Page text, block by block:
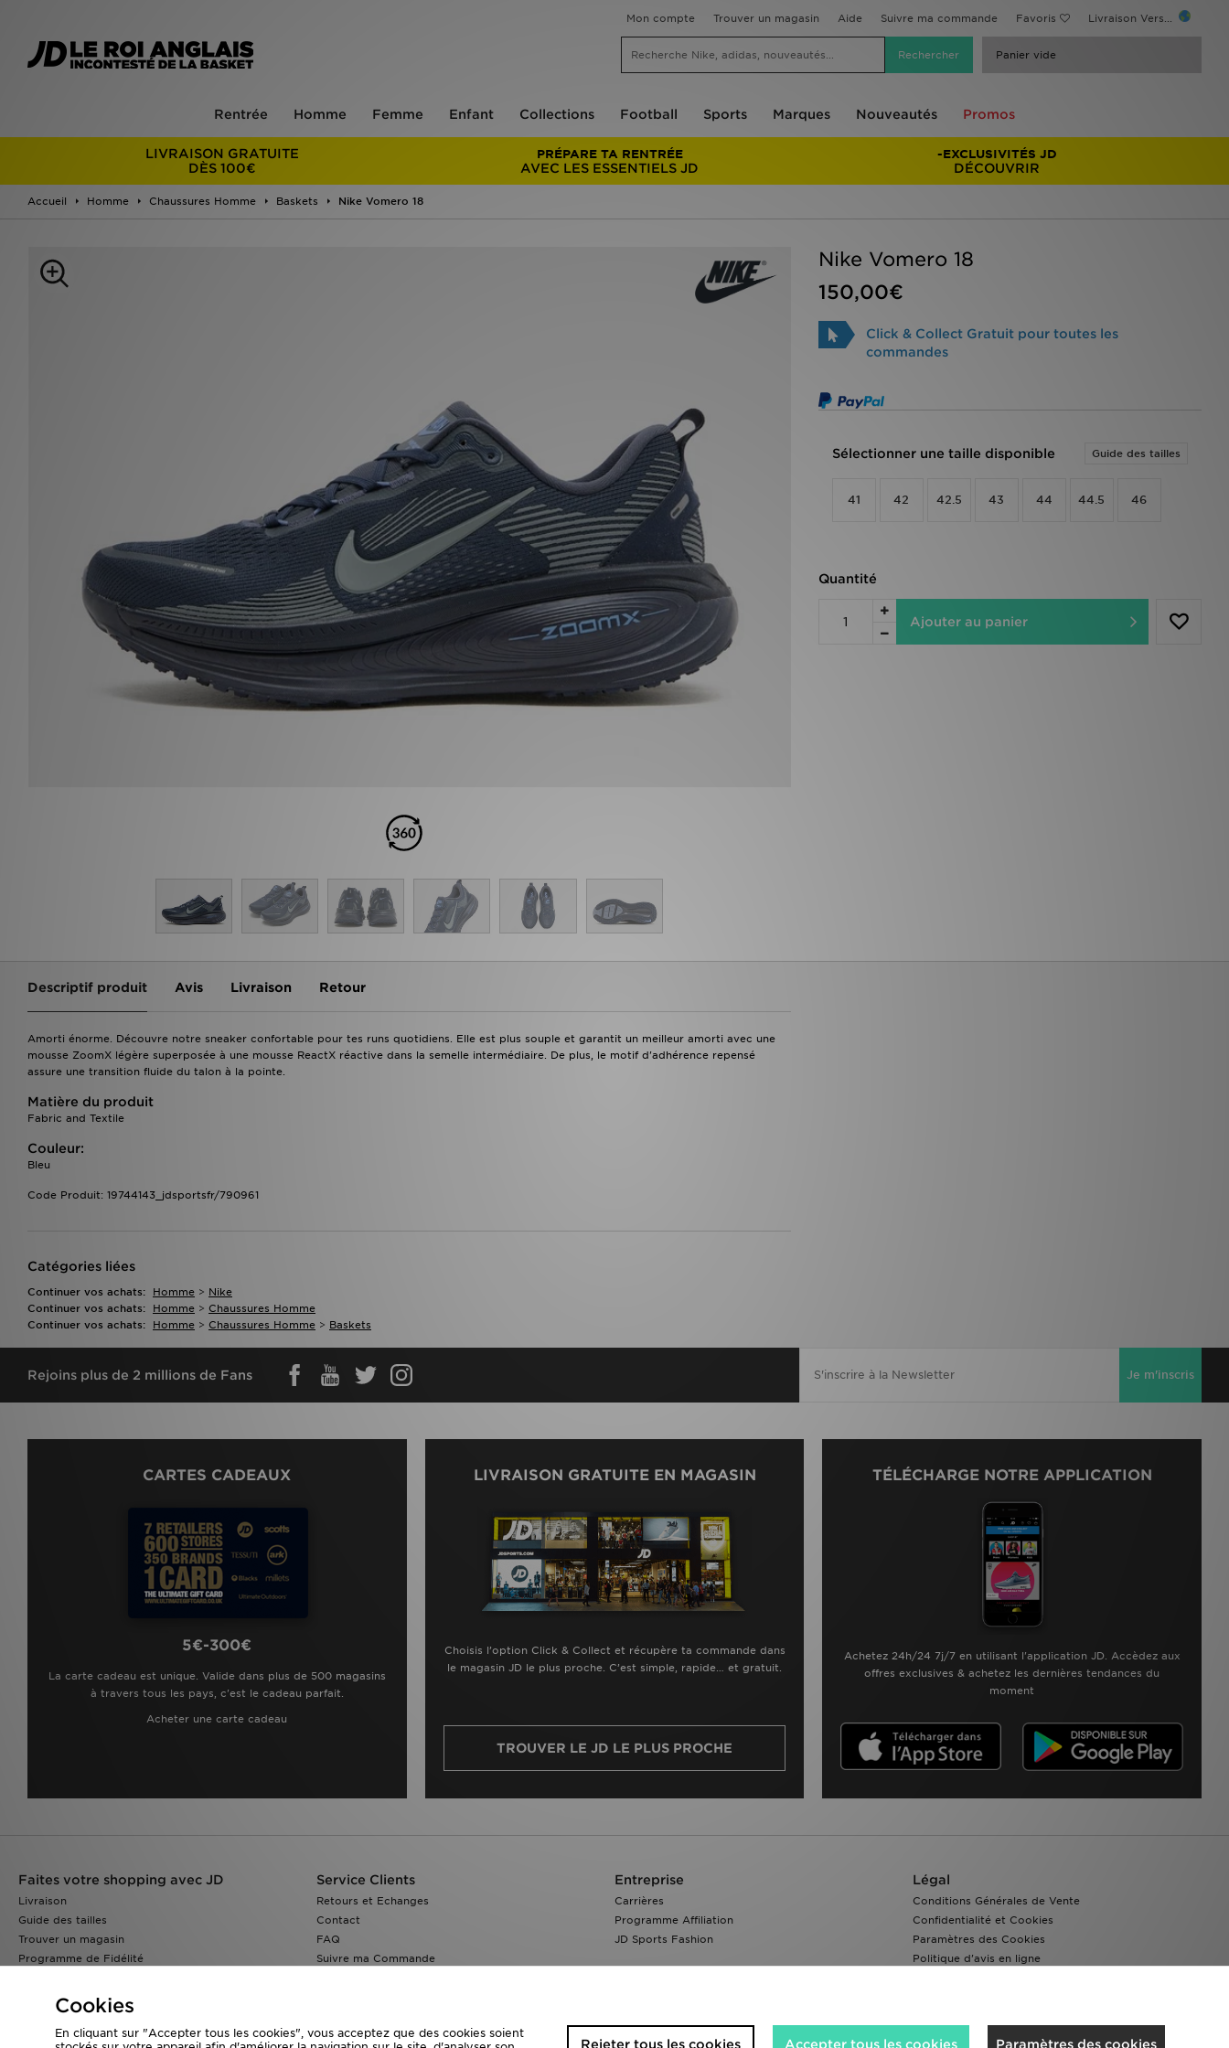
Mon compte Trouver un magasin Aide Suivre ma commande Favoris Livraison Vers...
Panier vide
Rentrée Homme Femme Enfant Collections Football Sports Marques Nouveautés Promos
LIVRAISON GRATUITE
DÈS 100€
PRÉPARE TA RENTRÉE
AVEC LES ESSENTIELS JD
-EXCLUSIVITÉS JD
DÉCOUVRIR
Accueil Homme Chaussures Homme Baskets Nike Vomero 18
Nike Vomero 18
150,00€
Click & Collect Gratuit pour toutes les
commandes
Sélectionner une taille disponible Guide des tailles
41 42 42.5 43 44 44.5 46
Quantité
Ajouter au panier
Descriptif produit Avis Livraison Retour
Amorti énorme. Découvre notre sneaker confortable pour tes runs quotidiens. Elle est plus souple et garantit un meilleur amorti avec une
mousse ZoomX légère superposée à une mousse ReactX réactive dans la semelle intermédiaire. De plus, le motif d'adhérence repensé
assure une transition fluide du talon à la pointe.
Matière du produit
Fabric and Textile
Couleur:
Bleu
Code Produit: 19744143_jdsportsfr/790961
Catégories liées
Continuer vos achats: Homme > Nike
Continuer vos achats:
Homme > Chaussures Homme
Continuer vos achats:
Homme > Chaussures Homme > Baskets
Rejoins plus de 2 millions de Fans Je m'inscris
CARTES CADEAUX
5€-300€
La carte cadeau est unique. Valide dans plus de 500 magasins
à travers tous les pays, c'est le cadeau parfait.
Acheter une carte cadeau
LIVRAISON GRATUITE EN MAGASIN
Choisis l’option Click & Collect et récupère ta commande dans
le magasin JD le plus proche. C’est simple, rapide… et gratuit.
TROUVER LE JD LE PLUS PROCHE
TÉLÉCHARGE NOTRE APPLICATION
Achetez 24h/24 7j/7 en utilisant l'application JD. Accèdez aux
offres exclusives & achetez les dernières tendances du
moment
Faites votre shopping avec JD
Livraison
Guide des tailles
Trouver un magasin
Programme de Fidélité
JD Blog
Service Clients
Retours et Echanges
Contact
FAQ
Suivre ma Commande
Entreprise
Carrières
Programme Affiliation
JD Sports Fashion
Légal
Conditions Générales de Vente
Confidentialité et Cookies
Paramètres des Cookies
Politique d'avis en ligne
Cookies
En cliquant sur "Accepter tous les cookies", vous acceptez que des cookies soient
Paramètres des cookies
Accepter tous les cookies
Rejeter tous les cookies